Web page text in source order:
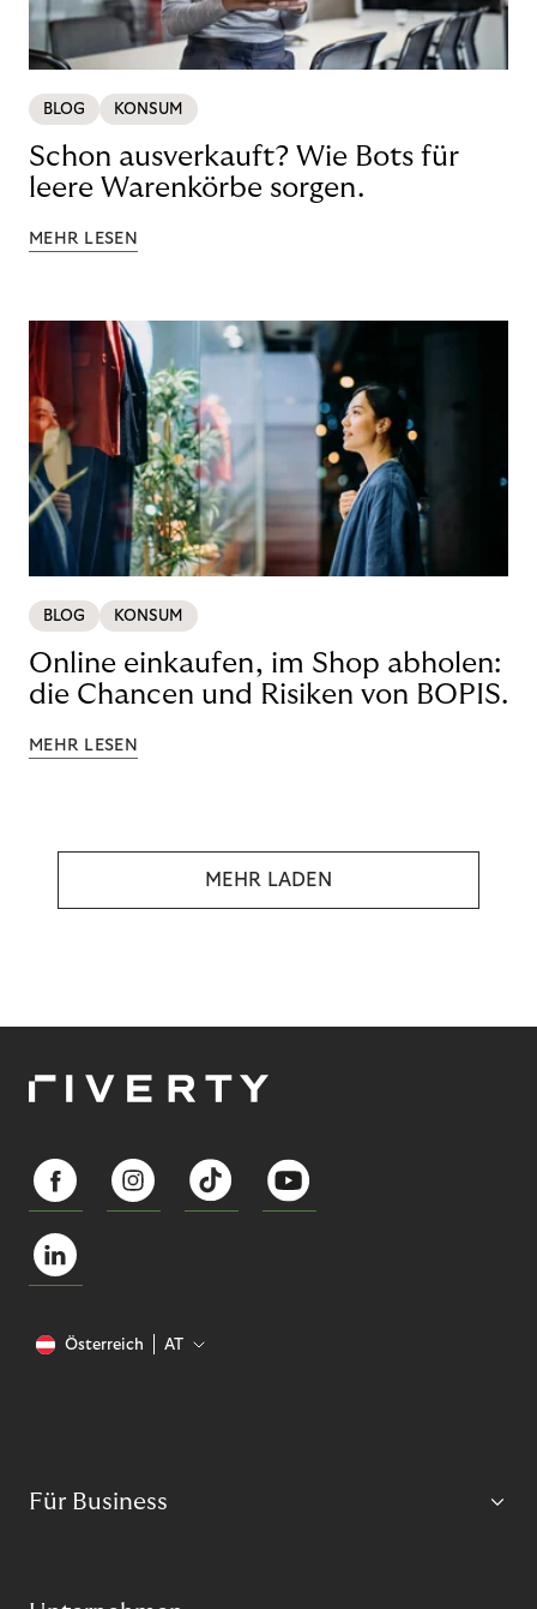
BLOG KONSUM
Schon ausverkauft? Wie Bots für
leere Warenkörbe sorgen.
MEHR LESEN
BLOG KONSUM
Online einkaufen, im Shop abholen:
die Chancen und Risiken von BOPIS.
MEHR LESEN
MEHR LADEN
Österreich AT
Für Business